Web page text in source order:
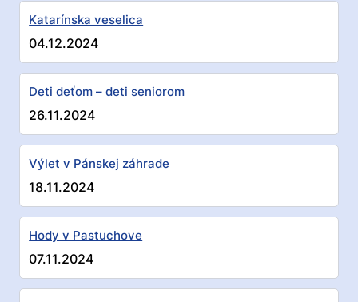
Katarínska veselica
04.12.2024
Deti deťom – deti seniorom
26.11.2024
Výlet v Pánskej záhrade
18.11.2024
Hody v Pastuchove
07.11.2024